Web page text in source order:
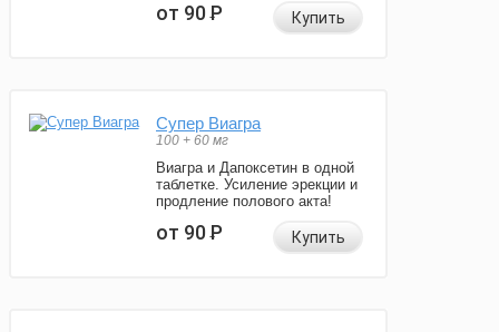
от 90Р Купить
Супер Виагра
100 + 60 мг
Виагра и Дапоксетин в одной
таблетке. Усиление эрекции и
продление полового акта!
от 90Р Купить